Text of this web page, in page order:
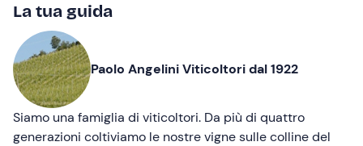
La tua guida
Paolo Angelini Viticoltori dal 1922
Siamo una famiglia di viticoltori. Da più di quattro
generazioni coltiviamo le nostre vigne sulle colline del